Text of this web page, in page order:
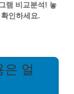
램 비교분석! 놓
인하세요.
은 얼